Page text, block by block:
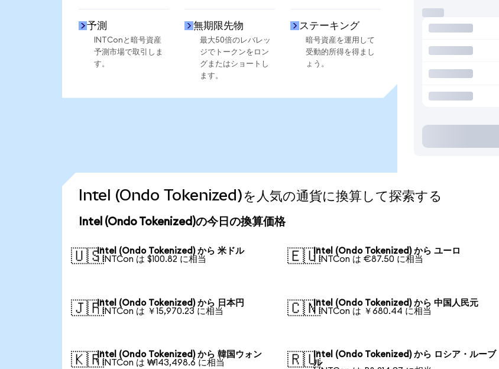
予測
INTConと暗号資産
予測市場で取引しま
す。
無期限先物
最大50倍のレバレッ
ジでトークンをロン
グまたはショートし
ます。
ステーキング
暗号資産を運用して
受動的所得を得まし
ょう。
Intel (Ondo Tokenized)を人気の通貨に換算して探索する
Intel (Ondo Tokenized)の今日の換算価格
🇺🇸Intel (Ondo Tokenized) から 米ドル
1 INTCon は $100.82 に相当
🇪🇺Intel (Ondo Tokenized) から ユーロ
1 INTCon は €87.50 に相当
🇯🇵Intel (Ondo Tokenized) から 日本円
1 INTCon は ￥15,970.23 に相当
🇨🇳Intel (Ondo Tokenized) から 中国人民元
1 INTCon は ￥680.44 に相当
🇰🇷Intel (Ondo Tokenized) から 韓国ウォン
1 INTCon は ₩143,498.6 に相当
🇷🇺Intel (Ondo Tokenized) から ロシア・ルーブ
ル